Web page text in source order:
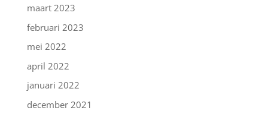
maart 2023
februari 2023
mei 2022
april 2022
januari 2022
december 2021